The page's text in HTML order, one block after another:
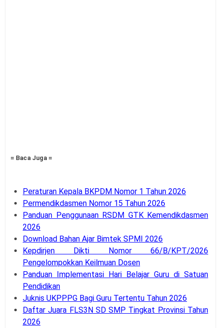
= Baca Juga =
Peraturan Kepala BKPDM Nomor 1 Tahun 2026
Permendikdasmen Nomor 15 Tahun 2026
Panduan Penggunaan RSDM GTK Kemendikdasmen
2026
Download Bahan Ajar Bimtek SPMI 2026
Kepdirjen Dikti Nomor 66/B/KPT/2026
Pengelompokkan Keilmuan Dosen
Panduan Implementasi Hari Belajar Guru di Satuan
Pendidikan
Juknis UKPPPG Bagi Guru Tertentu Tahun 2026
Daftar Juara FLS3N SD SMP Tingkat Provinsi Tahun
2026